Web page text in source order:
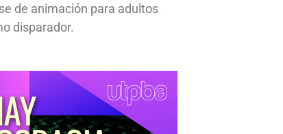
de animación para adultos
disparador.